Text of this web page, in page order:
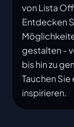
von Lista
Entdecken
gestalten -
bis hin zu
Tauchen Sie
inspirieren.